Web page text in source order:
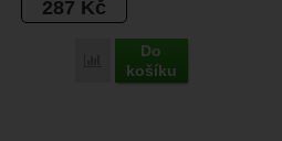
287 Kč
Porovnat
Do
košíku